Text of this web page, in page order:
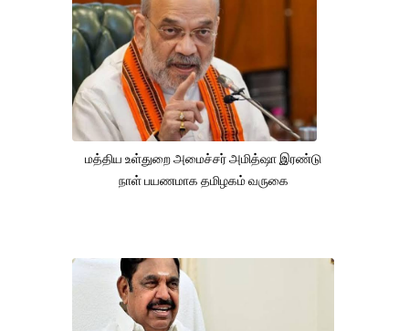
மத்திய உள்துறை அமைச்சர் அமித்ஷா இரண்டு
நாள் பயணமாக தமிழகம் வருகை